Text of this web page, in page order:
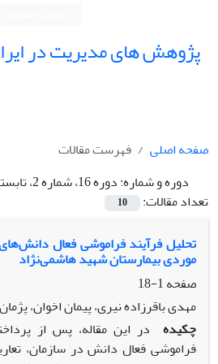
پژوهش های مدیریت در
صفحه اصلی
فهرست مقالات
دوره و شماره:دوره 16، شماره 2، تابستان 1391
تعداد مقالات:
10
تحلیل فرآیند فراموشی فعال
موردی بیمارستان شهید هاشمی‌نژاد
صفحه1-18
مهدی باقرزاده نیری، پیمان اخوان،
چکیده در این مقاله، پس از
فراموشی فعال دانش در سازمان،